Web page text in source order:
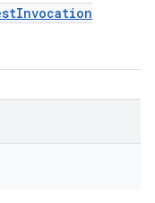
Invocation